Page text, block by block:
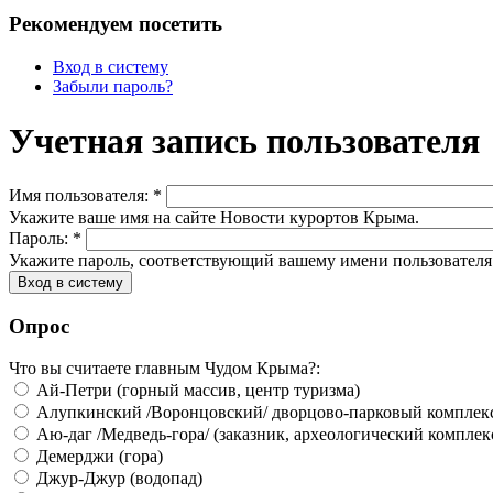
Рекомендуем посетить
Вход в систему
Забыли пароль?
Учетная запись пользователя
Имя пользователя: *
Укажите ваше имя на сайте Новости курортов Крыма.
Пароль: *
Укажите пароль, соответствующий вашему имени
Опрос
Что вы считаете главным Чудом Крыма?:
Ай-Петри (горный массив, центр туризма)
Алупкинский /Воронцовский/ дворцово-парковый
Аю-даг /Медведь-гора/ (заказник, археологический
Демерджи (гора)
Джур-Джур (водопад)